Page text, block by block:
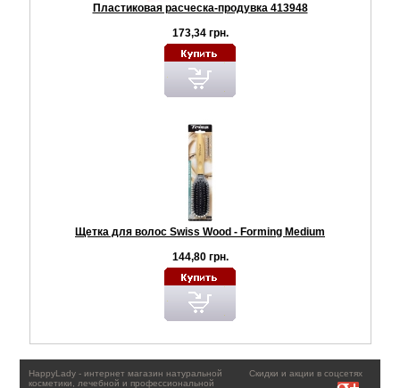
Пластиковая расческа-продувка 413948
173,34 грн.
Щетка для волос Swiss Wood - Forming Medium
144,80 грн.
Скидки и акции в соцсетях
HappyLady - интернет магазин натуральной
косметики, лечебной и профессиональной